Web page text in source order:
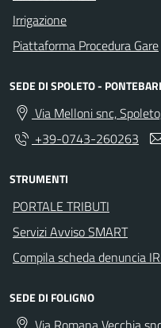
Irrigazione
Piattaforma Procedura Gare
SEDE DI SPOLETO -
Via Melloni snc,
+39-0743-260263
STRUMENTI
PORTALE TRIBUTI
Servizi Avviso SMART
Compila scheda denuncia
SEDE DI FOLIGNO